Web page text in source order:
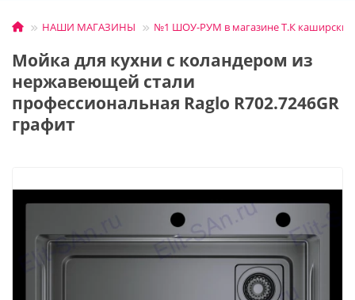
НАШИ МАГАЗИНЫ №1 ШОУ-РУМ в магазине Т.К каширский
Мойка для кухни с коландером из
нержавеющей стали
профессиональная Raglo R702.7246GR
графит